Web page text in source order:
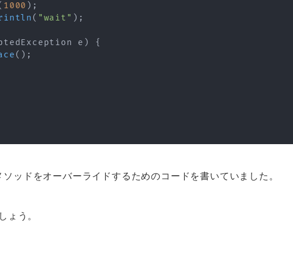
1000 ) ;
( "wait" ) ;
e )
{
( ) ;
ッドをオーバーライドするためのコードを書いていました。
ょう。